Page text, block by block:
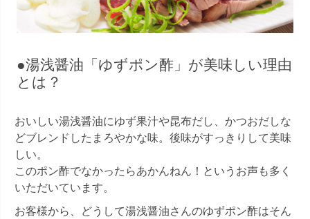
●湯浅醤油「ゆずポン酢」が美味しい理由
とは？
おいしい湯浅醤油にゆず果汁や昆布だし、かつおだしな
どブレンドしたまろやかな味。後味がすっきりして美味
しい。
このポン酢でなかったらあかんねん！というお声も多く
いただいています。
お客様から、どうして湯浅醤油さんのゆずポン酢はそん